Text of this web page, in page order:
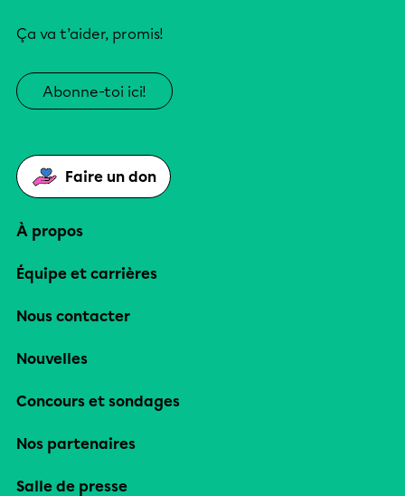
Ça va t’aider, promis!
Abonne-toi ici!
Faire un don
À propos
Équipe et carrières
Nous contacter
Nouvelles
Concours et sondages
Nos partenaires
Salle de presse